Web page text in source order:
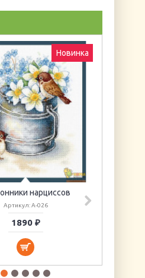
Новинка
нарциссов
Артикул: А-026
1890 ₽